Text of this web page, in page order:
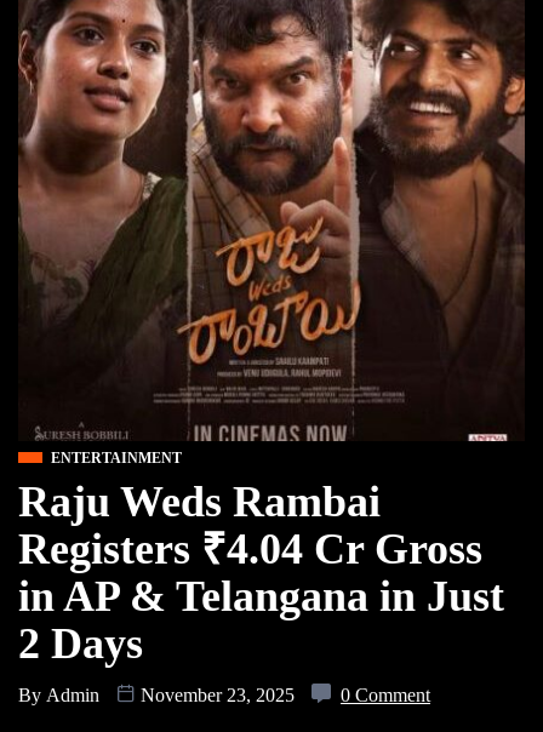
ENTERTAINMENT
Raju Weds Rambai
Registers ₹4.04 Cr Gross
in AP & Telangana in Just
2 Days
By Admin November 23, 2025 0 Comment